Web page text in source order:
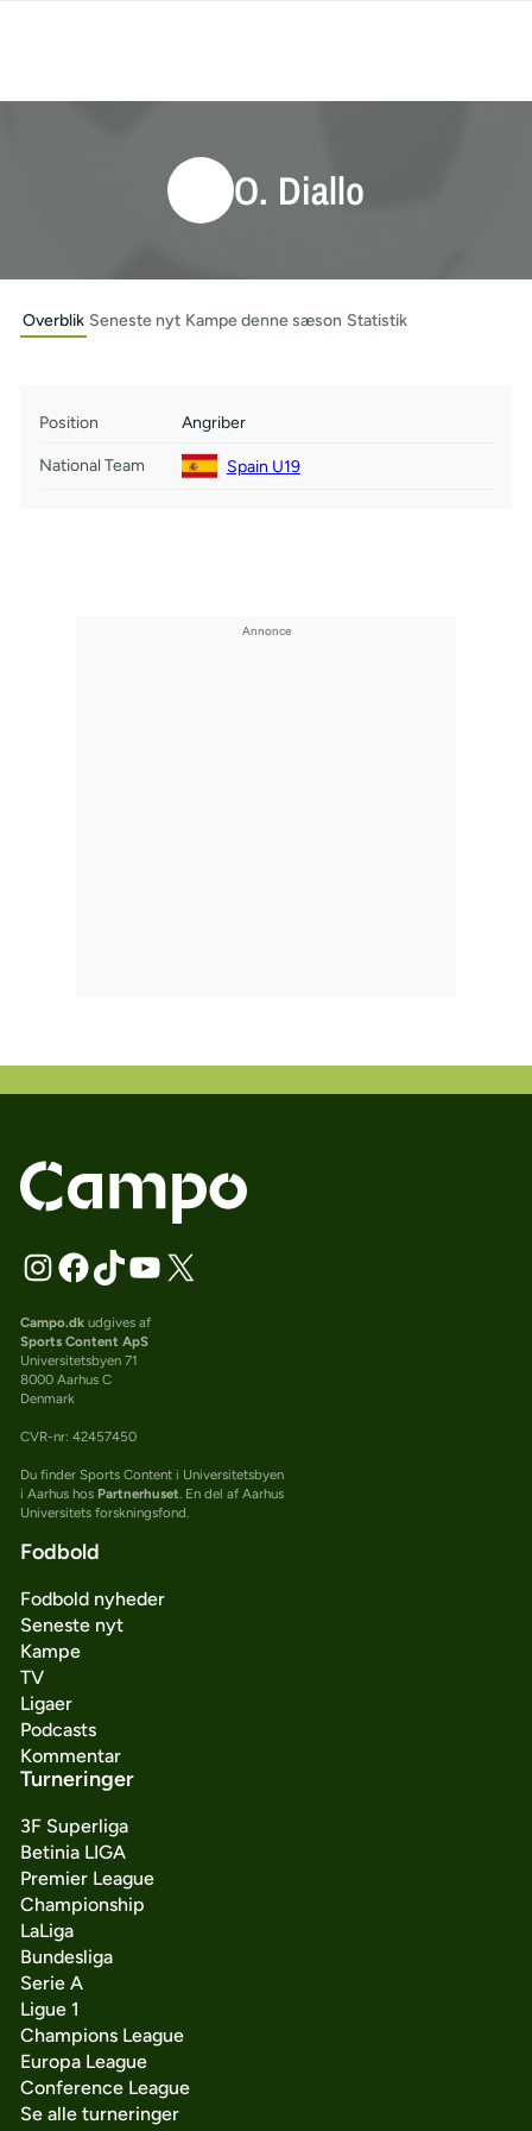
O. Diallo
Overblik Seneste nyt Kampe denne sæson Statistik
Position Angriber
National Team Spain U19
Campo.dkudgives af
Sports Content ApS
Universitetsbyen 71
8000 Aarhus C
Denmark
CVR-nr: 42457450
Du finder Sports Content i Universitetsbyen
i Aarhus hos Partnerhuset. En del af Aarhus
Universitets forskningsfond.
Fodbold
Fodbold nyheder
Seneste nyt
Kampe
TV
Ligaer
Podcasts
Kommentar
Turneringer
3F Superliga
Betinia LIGA
Premier League
Championship
LaLiga
Bundesliga
Serie A
Ligue 1
Champions League
Europa League
Conference League
Se alle turneringer